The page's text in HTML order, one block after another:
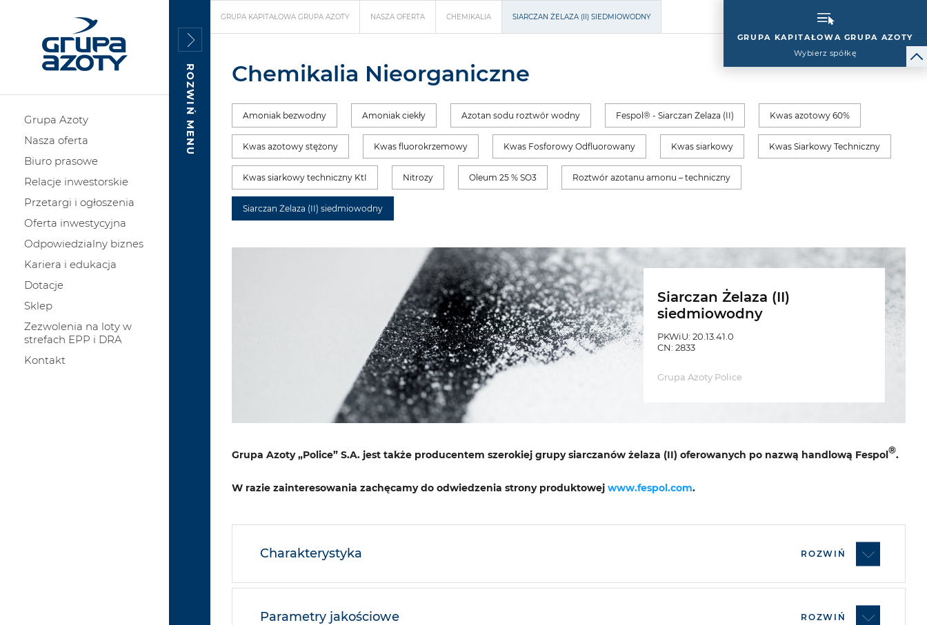
Grupa Azoty
Nasza oferta
Biuro prasowe
Relacje inwestorskie
Przetargi i ogłoszenia
Oferta inwestycyjna
Odpowiedzialny biznes
Kariera i edukacja
Dotacje
Sklep
Zezwolenia na loty w
strefach EPP i DRA
Kontakt
GRUPA KAPITAŁOWA GRUPA AZOTY
Wybierz spółkę
ROZWIŃ MENU
GRUPA KAPITAŁOWA GRUPA AZOTY NASZA OFERTA CHEMIKALIA SIARCZAN ŻELAZA (II) SIEDMIOWODNY
Chemikalia Nieorganiczne
Amoniak bezwodny Amoniak ciekły Azotan sodu roztwór wodny Fespol® - Siarczan Żelaza (II) Kwas azotowy 60%
Kwas azotowy stężony Kwas fluorokrzemowy Kwas Fosforowy Odfluorowany Kwas siarkowy Kwas Siarkowy Techniczny
Kwas siarkowy techniczny KtI Nitrozy Oleum 25 % SO3 Roztwór azotanu amonu – techniczny
Siarczan Żelaza (II) siedmiowodny
Siarczan Żelaza (II)
siedmiowodny
PKWiU: 20.13.41.0
CN: 2833
Grupa Azoty Police
Grupa Azoty „Police” S.A. jest także producentem szerokiej grupy siarczanów żelaza (II) oferowanych po nazwą handlową Fespol®.
W razie zainteresowania zachęcamy do odwiedzenia strony produktowejwww.fespol.com.
Charakterystyka ROZWIŃ
Parametry jakościowe ROZWIŃ